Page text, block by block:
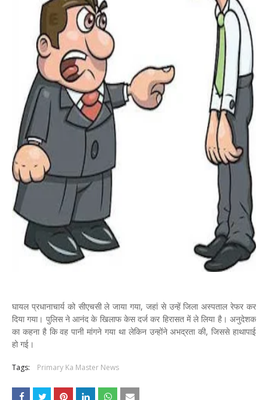
घायल प्रधानाचार्य को सीएचसी ले जाया गया, जहां से उन्हें जिला अस्पताल रेफर कर
दिया गया। पुलिस ने आनंद के खिलाफ केस दर्ज कर हिरासत में ले लिया है। अनुदेशक
का कहना है कि वह पानी मांगने गया था लेकिन उन्होंने अभद्रता की, जिससे हाथापाई
हो गई।
Tags: Primary Ka Master News